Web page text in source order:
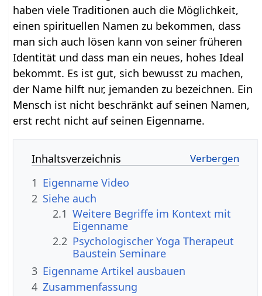
haben viele Traditionen auch die Möglichkeit,
einen spirituellen Namen zu bekommen, dass
man sich auch lösen kann von seiner früheren
Identität und dass man ein neues, hohes Ideal
bekommt. Es ist gut, sich bewusst zu machen,
der Name hilft nur, jemanden zu bezeichnen. Ein
Mensch ist nicht beschränkt auf seinen Namen,
erst recht nicht auf seinen Eigenname.
Inhaltsverzeichnis
1
Eigenname‏‎ Video
2 Siehe auch
2.1 Weitere Begriffe im Kontext mit
2.2 Psychologischer Yoga Therapeut
Baustein Seminare
3
Eigenname‏‎ Artikel ausbauen
4 Zusammenfassung